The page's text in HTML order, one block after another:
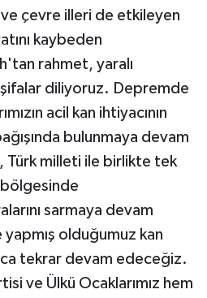
çevre illeri de etkileyen
kaybeden
rahmet, yaralı
şifalar diliyoruz. Depremde
acil kan ihtiyacının
bulunmaya devam
milleti ile birlikte tek
sarmaya devam
olduğumuz kan
tekrar devam edeceğiz.
ve Ülkü Ocaklarımız hem